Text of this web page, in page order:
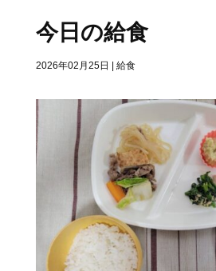
今日の給食
2026年02月25日 給食